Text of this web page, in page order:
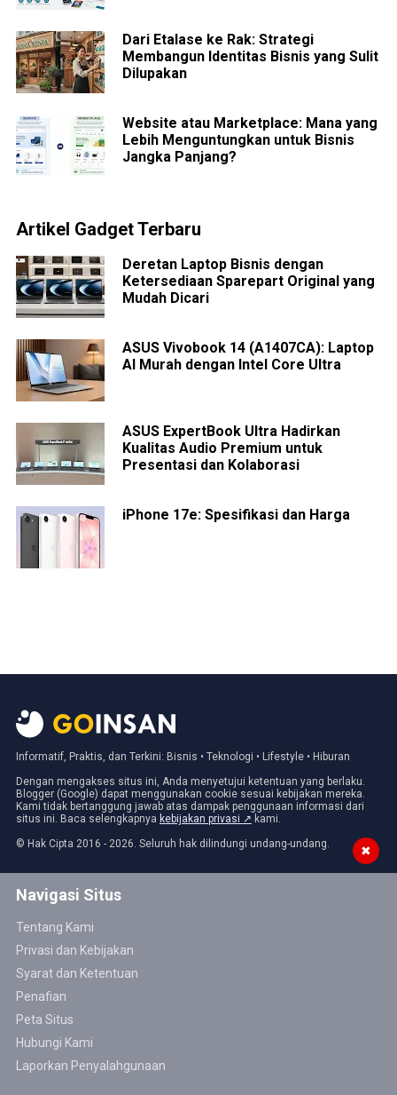
Dari Etalase ke Rak: Strategi
Membangun Identitas Bisnis yang Sulit
Dilupakan
Website atau Marketplace: Mana yang
Lebih Menguntungkan untuk Bisnis
Jangka Panjang?
Artikel Gadget Terbaru
Deretan Laptop Bisnis dengan
Ketersediaan Sparepart Original yang
Mudah Dicari
ASUS Vivobook 14 (A1407CA): Laptop
AI Murah dengan Intel Core Ultra
ASUS ExpertBook Ultra Hadirkan
Kualitas Audio Premium untuk
Presentasi dan Kolaborasi
iPhone 17e: Spesifikasi dan Harga
Informatif, Praktis, dan Terkini: Bisnis • Teknologi • Lifestyle • Hiburan
Dengan mengakses situs ini, Anda menyetujui ketentuan yang berlaku.
Blogger (Google) dapat menggunakan cookie sesuai kebijakan mereka.
Kami tidak bertanggung jawab atas dampak penggunaan informasi dari
situs ini. Baca selengkapnya kebijakan privasi ↗ kami.
© Hak Cipta 2016 - 2026. Seluruh hak dilindungi undang-undang.
Navigasi Situs
Tentang Kami
Privasi dan Kebijakan
Syarat dan Ketentuan
Penafian
Peta Situs
Hubungi Kami
Laporkan Penyalahgunaan
✖